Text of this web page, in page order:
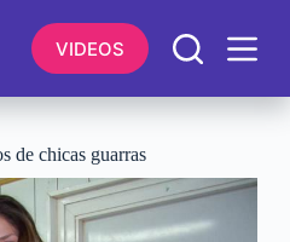
VIDEOS
de chicas guarras